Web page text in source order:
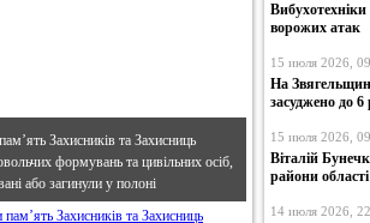
Захисників та Захисниць
формувань та цивільних осіб,
або загинули у полоні
ворожих атак
15 июля 2026,
На
засуджено до 6
15 июля 2026,
Віталій
райони області
14 июля 2026,